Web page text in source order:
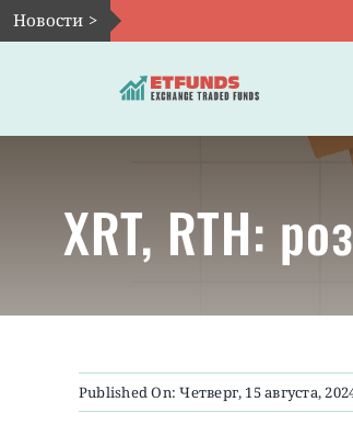
Skip
to
Новости >
XRT, RTH:
Published On: Четверг, 15 августа,